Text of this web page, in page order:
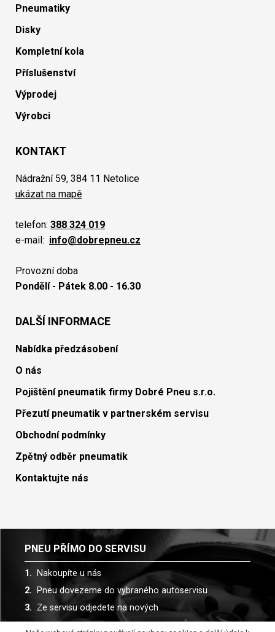
Pneumatiky
Disky
Kompletní kola
Příslušenství
Výprodej
Výrobci
KONTAKT
Nádražní 59, 384 11 Netolice
ukázat na mapě
telefon: 388 324 019
e-mail: info@dobrepneu.cz
Provozní doba
Pondělí - Pátek 8.00 - 16.30
DALŠÍ INFORMACE
Nabídka předzásobení
O nás
Pojištění pneumatik firmy Dobré Pneu s.r.o.
Přezutí pneumatik v partnerském servisu
Obchodní podmínky
Zpětný odběr pneumatik
Kontaktujte nás
PNEU PŘÍMO DO SERVISU
Nakoupíte u nás
Pneu dovezeme do vybraného autoservisu
Ze servisu odjedete na nových